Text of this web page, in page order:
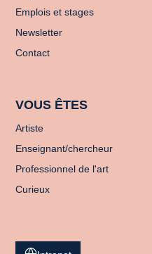
Emplois et stages
Newsletter
Contact
VOUS ÊTES
Artiste
Enseignant/chercheur
Professionnel de l'art
Curieux